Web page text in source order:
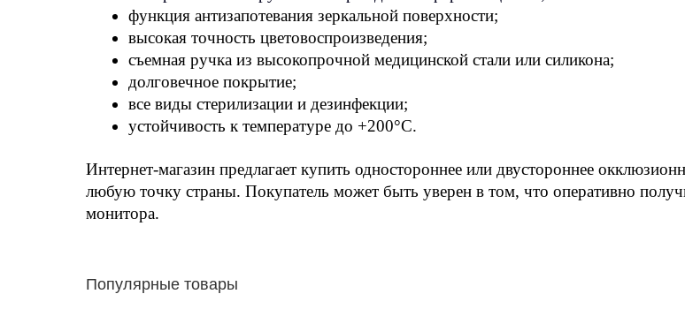
функция антизапотевания зеркальной поверхности;
высокая точность цветовоспроизведения;
съемная ручка из высокопрочной медицинской стали или силикона;
долговечное покрытие;
все виды стерилизации и дезинфекции;
устойчивость к температуре до +200°C.
Интернет-магазин предлагает купить одностороннее или двустороннее
любую точку страны. Покупатель может быть уверен в том, что оперативно
монитора.
Популярные товары